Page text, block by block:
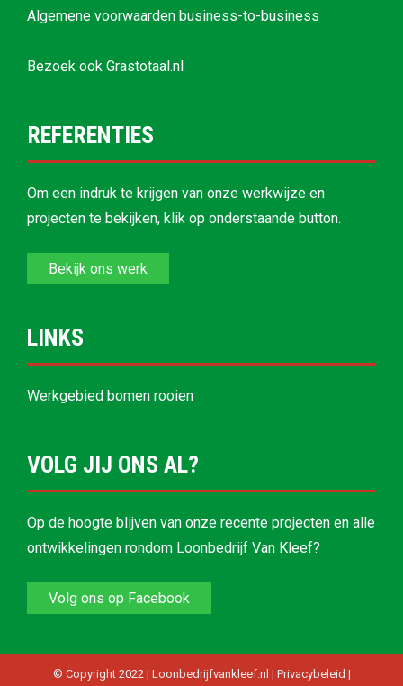
Algemene voorwaarden business-to-business
Bezoek ook Grastotaal.nl
REFERENTIES
Om een indruk te krijgen van onze werkwijze en
projecten te bekijken, klik op onderstaande button.
Bekijk ons werk
LINKS
Werkgebied bomen rooien
VOLG JIJ ONS AL?
Op de hoogte blijven van onze recente projecten en alle
ontwikkelingen rondom Loonbedrijf Van Kleef?
Volg ons op Facebook
© Copyright 2022 | Loonbedrijfvankleef.nl | Privacybeleid |